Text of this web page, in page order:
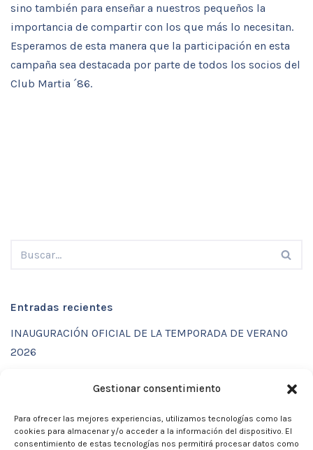
Gestionar consentimiento
Para ofrecer las mejores experiencias, utilizamos tecnologías como las
cookies para almacenar y/o acceder a la información del dispositivo. El
consentimiento de estas tecnologías nos permitirá procesar datos como
sino también para enseñar a nuestros pequeños la
importancia de compartir con los que más lo necesitan.
Esperamos de esta manera que la participación en esta
campaña sea destacada por parte de todos los socios del
Club Martia ´86.
Entradas recientes
INAUGURACIÓN OFICIAL DE LA TEMPORADA DE VERANO
2026
CALENDARIO DE ACTIVIDADES VERANO 2026 – CLUB
MARTIA 86